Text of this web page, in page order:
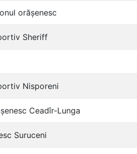
orășenesc
Sheriff
Nisporeni
Ceadîr-Lunga
Suruceni